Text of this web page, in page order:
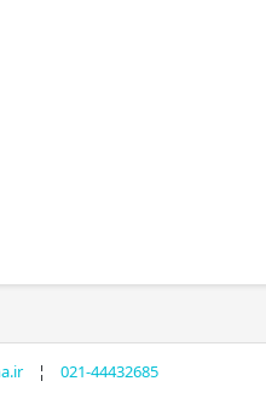
¦ 021-44432685